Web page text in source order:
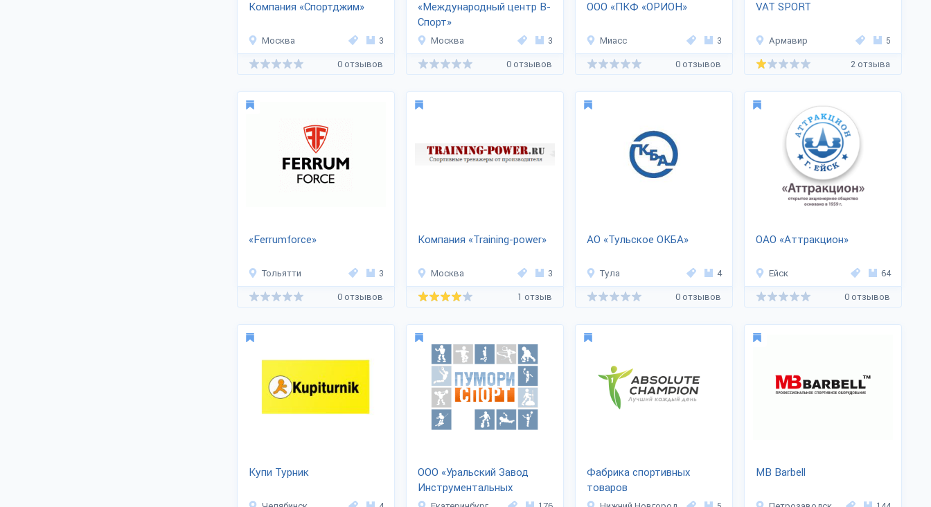
Компания «Спортджим»
Москва 3
0 отзывов
«Международный центр В-
Спорт»
Москва 3
0 отзывов
ООО «ПКФ «ОРИОН»
Миасс 3
0 отзывов
VAT SPORT
Армавир 5
2 отзыва
«Ferrumforce»
Тольятти 3
0 отзывов
Компания «Training-power»
Москва 3
1 отзыв
АО «Тульское ОКБА»
Тула 4
0 отзывов
ОАО «Аттракцион»
Ейск 64
0 отзывов
Купи Турник
ООО «Уральский Завод
Инструментальных
Систем»
Фабрика спортивных
товаров
«AbsoluteChampion»
MB Barbell